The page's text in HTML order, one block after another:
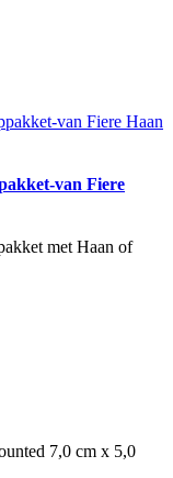
van Fiere
met Haan of
7,0 cm x 5,0